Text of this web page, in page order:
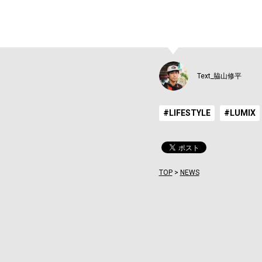
Text_脇山修平
#LIFESTYLE #LUMIX
TOP> NEWS